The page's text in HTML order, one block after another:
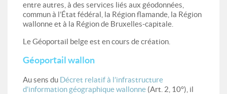
entre autres, à des services liés aux géodonnées,
commun à l’État fédéral, la Région flamande, la Région
wallonne et à la Région de Bruxelles-capitale.
Le Géoportail belge est en cours de création.
Géoportail wallon
Au sens du Décret relatif à l’infrastructure
d’information géographique wallonne (Art. 2, 10°), il